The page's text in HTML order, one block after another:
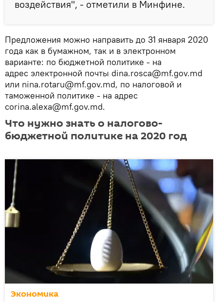
воздействия", - отметили в Минфине.
Предложения можно направить до 31 января 2020
года как в бумажном, так и в электронном
варианте: по бюджетной политике - на
адрес электронной почты dina.rosca@mf.gov.md
или nina.rotaru@mf.gov.md, по налоговой и
таможенной политике - на адрес
corina.alexa@mf.gov.md.
Что нужно знать о налогово-
бюджетной политике на 2020 год
Экономика